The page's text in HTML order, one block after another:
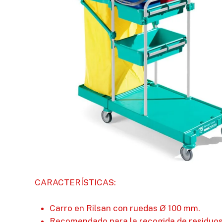
CARACTERÍSTICAS:
Carro en Rilsan con ruedas Ø 100 mm.